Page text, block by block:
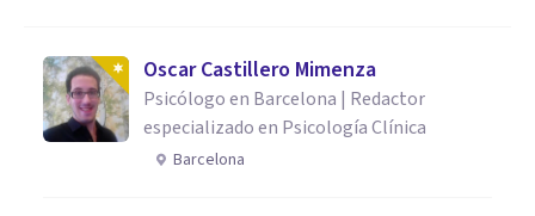
Oscar Castillero Mimenza
Psicólogo en Barcelona | Redactor
especializado en Psicología Clínica
Barcelona